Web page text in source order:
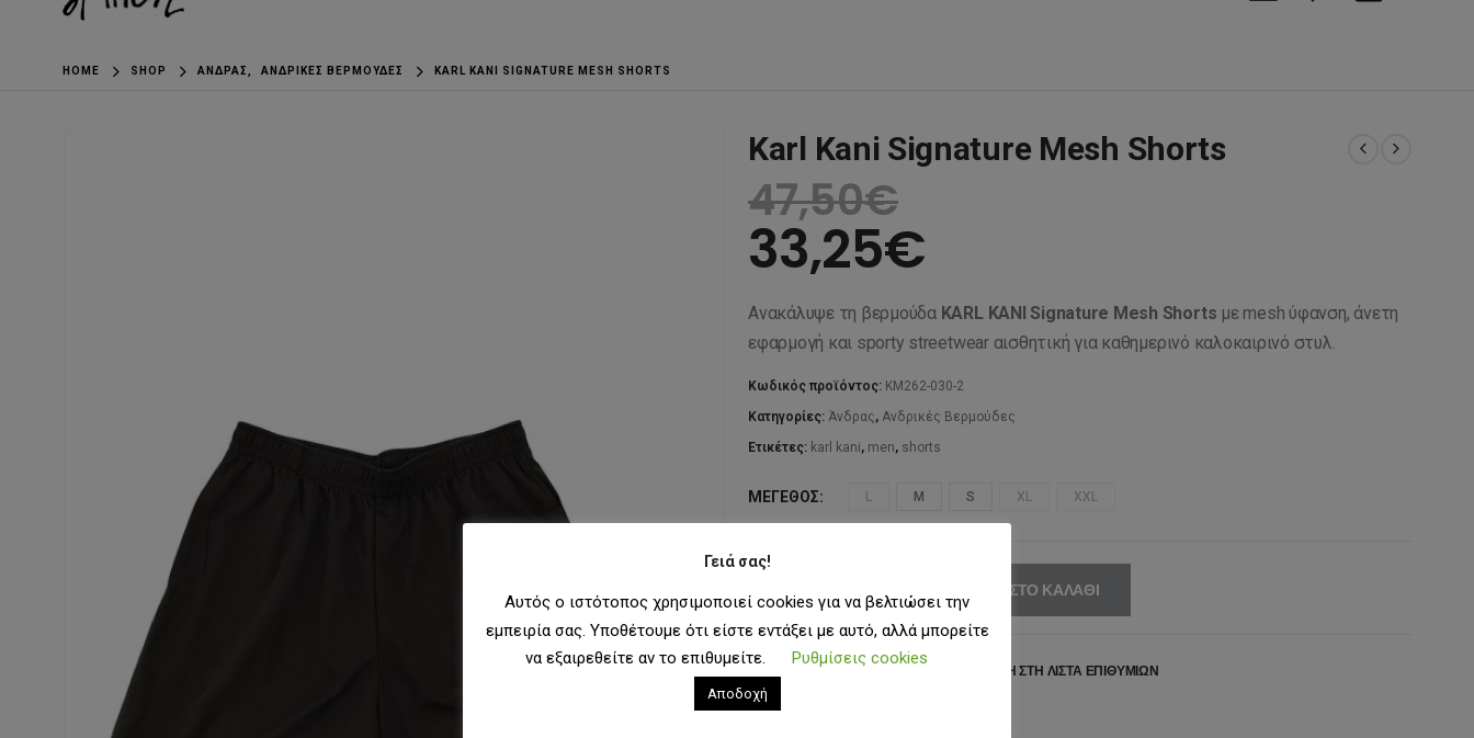
HOME SHOP ΆΝΔΡΑΣ ΑΝΔΡΙΚΈΣ ΒΕΡΜΟΎΔΕΣ KARL KANI SIGNATURE MESH SHORTS
Karl Kani Signature Mesh Shorts
47,50€
33,25€
Ανακάλυψε τη βερμούδα KARL KANI Signature Mesh Shorts με mesh ύφανση, άνετη
εφαρμογή και sporty streetwear αισθητική για καθημερινό καλοκαιρινό στυλ.
Κωδικός προϊόντος: KM262-030-2
Κατηγορίες: Άνδρας, Ανδρικές Βερμούδες
Ετικέτες: karl kani, men, shorts
ΜΈΓΕΘΟΣ L M S XL XXL
ΠΡΟΣΘΉΚΗ ΣΤΟ ΚΑΛΆΘΙ
ΠΡΟΣΘΉΚΗ ΣΤΗ ΛΊΣΤΑ ΕΠΙΘΥΜΙΏΝ
Γειά σας!
Αυτός ο ιστότοπος χρησιμοποιεί cookies για να βελτιώσει την
εμπειρία σας. Υποθέτουμε ότι είστε εντάξει με αυτό, αλλά μπορείτε
να εξαιρεθείτε αν το επιθυμείτε.
Ρυθμίσεις cookies
Αποδοχή